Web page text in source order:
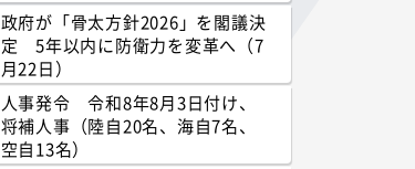
政府が「骨太方針2026」を閣議決
定 5年以内に防衛力を変革へ（7
月22日）
人事発令 令和8年8月3日付け、
将補人事（陸自20名、海自7名、
空自13名）